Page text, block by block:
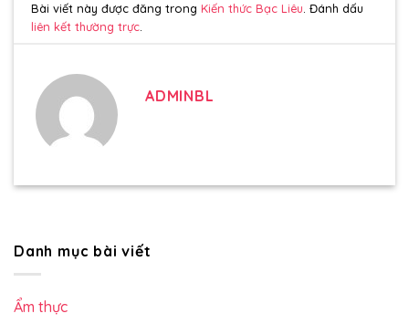
Bài viết này được đăng trong Kiến thức Bạc Liêu. Đánh dấu
liên kết thường trực.
ADMINBL
Danh mục bài viết
Ẩm thực